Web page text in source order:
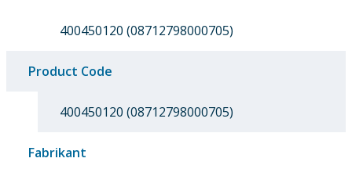
400450120 (08712798000705)
Product Code
400450120 (08712798000705)
Fabrikant